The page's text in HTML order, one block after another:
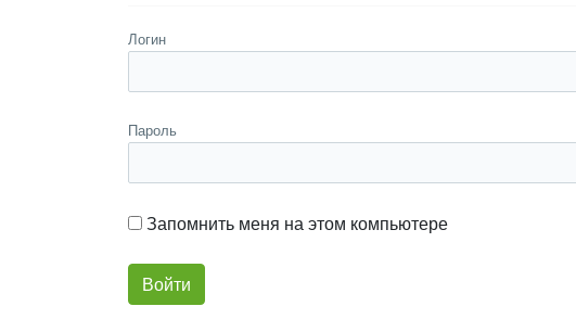
Логин
Пароль
Запомнить меня на этом компьютере